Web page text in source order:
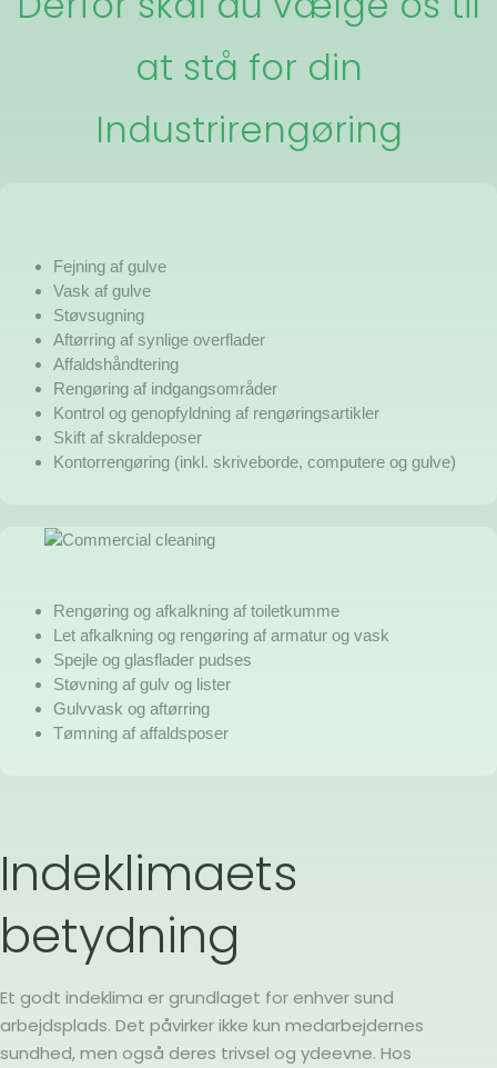
at stå for din
Industrirengøring
Fejning af gulve
Vask af gulve
Støvsugning
Aftørring af synlige overflader
Affaldshåndtering
Rengøring af indgangsområder
Kontrol og genopfyldning af rengøringsartikler
Skift af skraldeposer
Kontorrengøring (inkl. skriveborde, computere og gulve)
Rengøring og afkalkning af toiletkumme
Let afkalkning og rengøring af armatur og vask
Spejle og glasflader pudses
Støvning af gulv og lister
Gulvvask og aftørring
Tømning af affaldsposer
Indeklimaets
betydning
Et godt indeklima er grundlaget for enhver sund
arbejdsplads. Det påvirker ikke kun medarbejdernes
sundhed, men også deres trivsel og ydeevne. Hos